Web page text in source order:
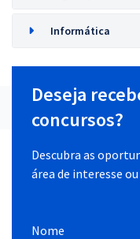
Informática
Deseja
concursos?
Descubra as
área de interesse
Nome